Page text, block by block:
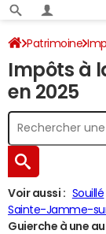
Patrimoine
Impôt sur le
Impôts à
en 2025
Voir aussi : Souillé
Sainte-Jamme-
Guierche à une